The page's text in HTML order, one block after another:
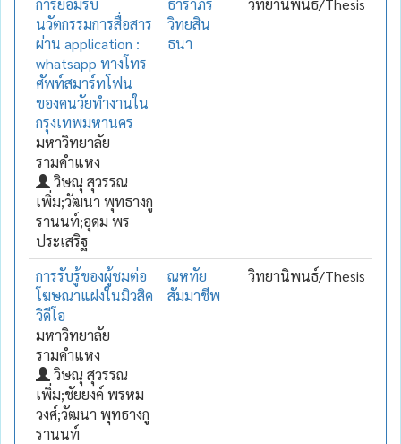
นวัตกรรมการสื่อสาร
ผ่าน application :
whatsapp ทางโทร
ศัพท์สมาร์ทโฟน
ของคนวัยทำงานใน
กรุงเทพมหานคร
มหาวิทยาลัย
รามคำแหง
วิษณุ สุวรรณ
เพิ่ม;วัฒนา พุทธางกู
รานนท์;อุดม พร
ประเสริฐ
วิทยสิน
ธนา
การรับรู้ของผู้ชมต่อ
โฆษณาแฝงในมิวสิค
วิดีโอ
มหาวิทยาลัย
รามคำแหง
วิษณุ สุวรรณ
เพิ่ม;ชัยยงค์ พรหม
วงศ์;วัฒนา พุทธางกู
รานนท์
ณหทัย
สัมมาชีพ
วิทยานิพนธ์/Thesis